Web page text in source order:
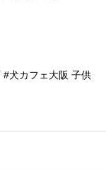
犬カフェ大阪 子供